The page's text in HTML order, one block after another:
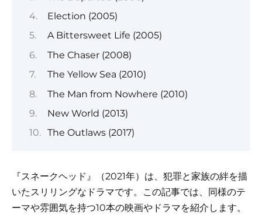
Election (2005)
A Bittersweet Life (2005)
The Chaser (2008)
The Yellow Sea (2010)
The Man from Nowhere (2010)
New World (2013)
The Outlaws (2017)
『スネークヘッド』（2021年）は、犯罪と家族の絆を描
いたスリリングなドラマです。この記事では、同様のテ
ーマや雰囲気を持つ10本の映画やドラマを紹介します。